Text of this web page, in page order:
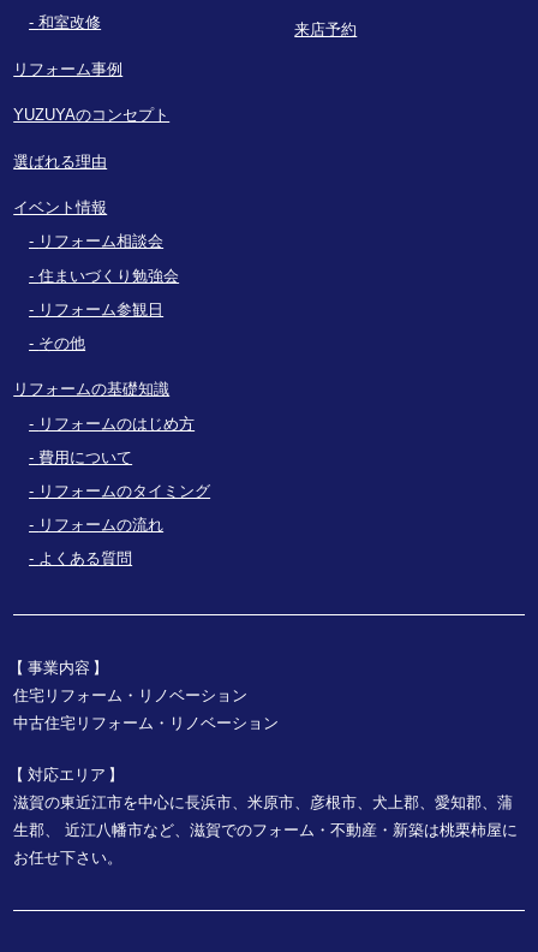
和室改修
リフォーム事例
YUZUYAのコンセプト
選ばれる理由
イベント情報
リフォーム相談会
住まいづくり勉強会
リフォーム参観日
その他
リフォームの基礎知識
リフォームのはじめ方
費用について
リフォームのタイミング
リフォームの流れ
よくある質問
来店予約
事業内容
住宅リフォーム・リノベーション
中古住宅リフォーム・リノベーション
対応エリア
滋賀の東近江市を中心に長浜市、米原市、彦根市、犬上郡、愛知郡、蒲
生郡、
近江八幡市など、滋賀でのフォーム・不動産・新築は桃栗柿屋に
お任せ下さい。